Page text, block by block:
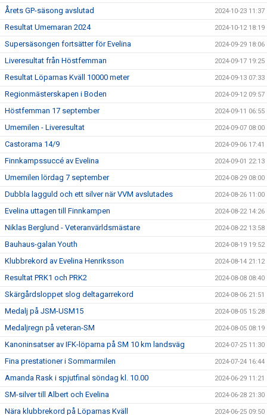
Årets GP-säsong avslutad 2024-10-23 11:37
Resultat Umemaran 2024 2024-10-12 18:19
Supersäsongen fortsätter för Evelina 2024-09-29 18:06
Liveresultat från Höstfemman 2024-09-17 19:25
Resultat Löparnas Kväll 10000 meter 2024-09-13 07:33
Regionmästerskapen i Boden 2024-09-12 09:57
Höstfemman 17 september 2024-09-11 06:55
Umemilen - Liveresultat 2024-09-07 08:00
Castorama 14/9 2024-09-06 17:41
Finnkampssuccé av Evelina 2024-09-01 22:13
Umemilen lördag 7 september 2024-08-29 08:00
Dubbla lagguld och ett silver när VVM avslutades 2024-08-26 11:00
Evelina uttagen till Finnkampen 2024-08-22 14:26
Niklas Berglund - Veteranvärldsmästare 2024-08-22 13:58
Bauhaus-galan Youth 2024-08-19 19:52
Klubbrekord av Evelina Henriksson 2024-08-14 21:12
Resultat PRK1 och PRK2 2024-08-08 08:40
Skärgårdsloppet slog deltagarrekord 2024-08-06 21:51
Medalj på JSM-USM15 2024-08-05 15:28
Medaljregn på veteran-SM 2024-08-05 08:19
Kanoninsatser av IFK-löparna på SM 10 km landsväg 2024-07-25 11:30
Fina prestationer i Sommarmilen 2024-07-24 16:44
Amanda Rask i spjutfinal söndag kl. 10.00 2024-06-29 11:21
SM-silver till Albert och Evelina 2024-06-28 21:30
Nära klubbrekord på Löparnas Kväll 2024-06-25 09:50